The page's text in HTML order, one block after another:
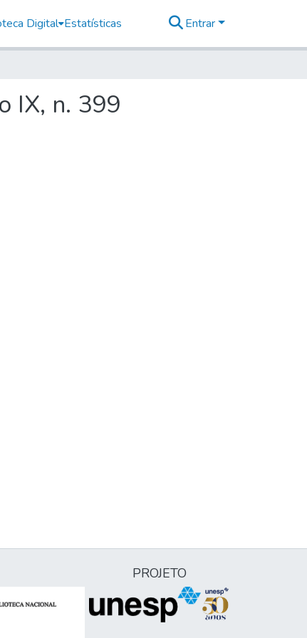
Digital Estatísticas Entrar
IX, n. 399
PROJETO